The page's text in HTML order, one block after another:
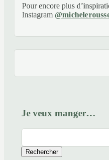
Pour encore plus
Instagram
Je veux manger…
Rechercher